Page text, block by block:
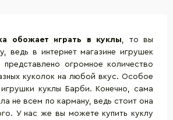
обожает играть в куклы, то вы
ведь в интернет магазине игрушек
огромное количество
куколок на любой вкус. Особое
куклы Барби. Конечно, сама
не всем по карману, ведь стоит она
У нас же вы можете купить куклу